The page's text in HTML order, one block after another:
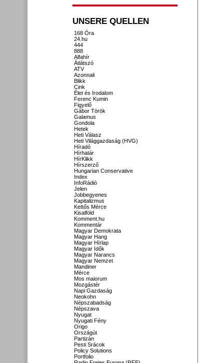
UNSERE QUELLEN
168 Óra
24.hu
444
888
Alfahír
Átlátszó
ATV
Azonnali
Blikk
Cink
Élet és Irodalom
Ferenc Kumin
Figyelő
Gábor Török
Galamus
Gondola
Hetek
Heti Válasz
Heti Világgazdaság (HVG)
Híradó
Hírhatár
HírKlikk
Hírszerző
Hungarian Conservative
Index
InfoRádió
Jelen
Jobbegyenes
Kapitalizmus
Kettős Mérce
Kisalföld
Komment.hu
Kommentár
Magyar Demokrata
Magyar Hang
Magyar Hírlap
Magyar Idők
Magyar Narancs
Magyar Nemzet
Mandiner
Mérce
Mos maiorum
Mozgástér
Napi Gazdaság
Neokohn
Népszabadság
Népszava
Nyugat
Nyugati Fény
Origo
Országút
Partizán
Pesti Srácok
Policy Solutions
Portfolio